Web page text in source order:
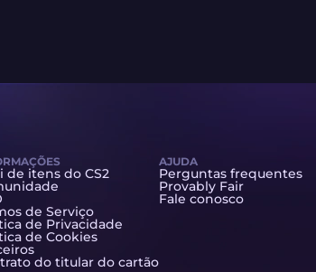
de itens do CS2
de Serviço
de Privacidade
de Cookies
do titular do cartão
AJUDA
Perguntas frequentes
Provably Fair
Fale conosco